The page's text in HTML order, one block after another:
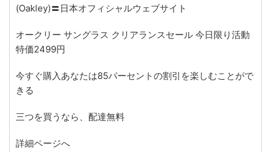
(Oakley)〓日本オフィシャルウェブサイト
オークリー サングラス クリアランスセール 今日限り活動
特価2499円
今すぐ購入あなたは85パーセントの割引を楽しむことがで
きる
三つを買うなら、配達無料
詳細ページへ